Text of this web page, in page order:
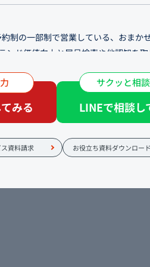
制の一部制で営業している、おまか
ンド価値向上と屋号検索や他認知を
く、寿司の概念にとらわれないスタイ
食などのビジネスシーンにもお役立て
みる
サクッと相談
LINEで相談し
資料請求 お役立ち資料ダウンロード